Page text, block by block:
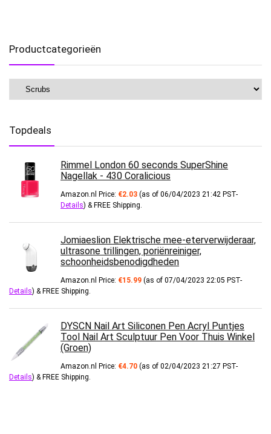
Productcategorieën
Topdeals
Rimmel London 60 seconds SuperShine
Nagellak - 430 Coralicious
Amazon.nl Price: €2.03 (as of 06/04/2023 21:42 PST-
Details) & FREE Shipping.
Jomiaeslion Elektrische mee-eterverwijderaar,
ultrasone trillingen, poriënreiniger,
schoonheidsbenodigdheden
Amazon.nl Price: €15.99 (as of 07/04/2023 22:05 PST-
Details) & FREE Shipping.
DYSCN Nail Art Siliconen Pen Acryl Puntjes
Tool Nail Art Sculptuur Pen Voor Thuis Winkel
(Groen)
Amazon.nl Price: €4.70 (as of 02/04/2023 21:27 PST-
Details) & FREE Shipping.